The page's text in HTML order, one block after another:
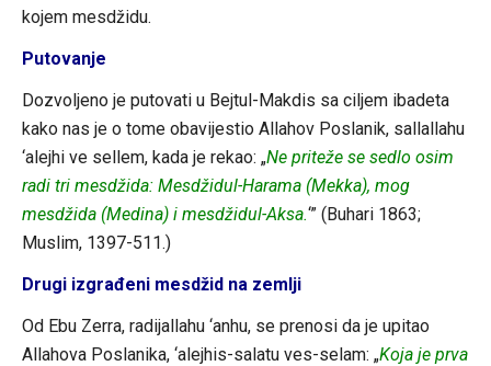
kojem mesdžidu.
Putovanje
Dozvoljeno je putovati u Bejtul-Makdis sa ciljem ibadeta
kako nas je o tome obavijestio Allahov Poslanik, sallallahu
‘alejhi ve sellem, kada je rekao: „Ne priteže se sedlo osim
radi tri mesdžida: Mesdžidul-Harama (Mekka), mog
mesdžida (Medina) i mesdžidul-Aksa.‘” (Buhari 1863;
Muslim, 1397-511.)
Drugi izgrađeni mesdžid na zemlji
Od Ebu Zerra, radijallahu ‘anhu, se prenosi da je upitao
Allahova Poslanika, ‘alejhis-salatu ves-selam: „Koja je prva